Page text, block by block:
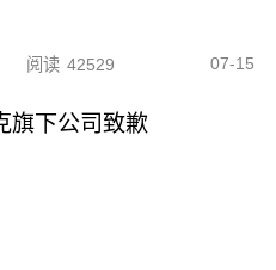
阅读 42529 07-15
旗下公司致歉